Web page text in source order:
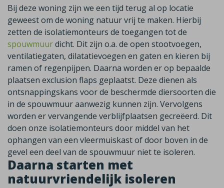
Bij deze woning zijn we een tijd terug al op locatie
geweest om de woning natuur vrij te maken. Hierbij
zetten de isolatiemonteurs de toegangen tot de
spouwmuurdicht. Dit zijn o.a. de open stootvoegen,
ventilatiegaten, dilatatievoegen en gaten en kieren bij
ramen of regenpijpen. Daarna worden er op bepaalde
plaatsen exclusion flaps geplaatst. Deze dienen als
ontsnappingskans voor de beschermde diersoorten die
in de spouwmuur aanwezig kunnen zijn. Vervolgens
worden er vervangende verblijfplaatsen gecreëerd. Dit
doen onze isolatiemonteurs door middel van het
ophangen van een vleermuiskast of door boven in de
gevel een deel van de spouwmuur niet te isoleren.
Daarna starten met
natuurvriendelijk isoleren